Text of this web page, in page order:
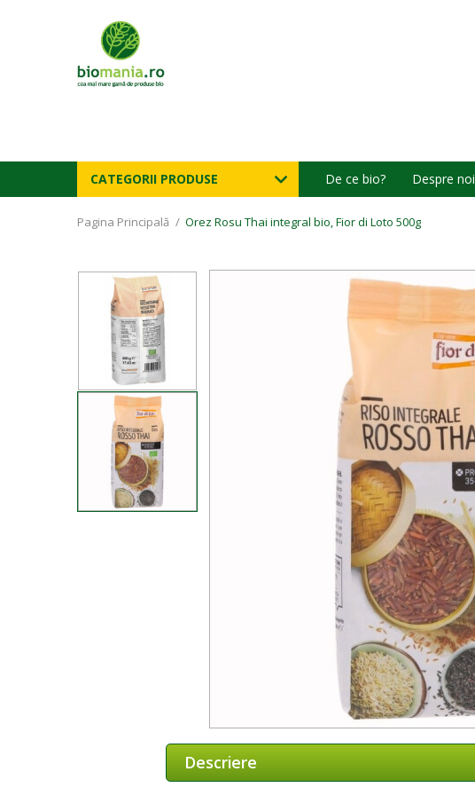
CATEGORII PRODUSE De ce bio? Despre noi
Pagina Principală / Orez Rosu Thai integral bio, Fior di Loto 500g
Descriere